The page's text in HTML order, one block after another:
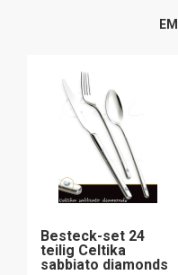
Besteck-set 24
teilig Celtika
sabbiato diamonds